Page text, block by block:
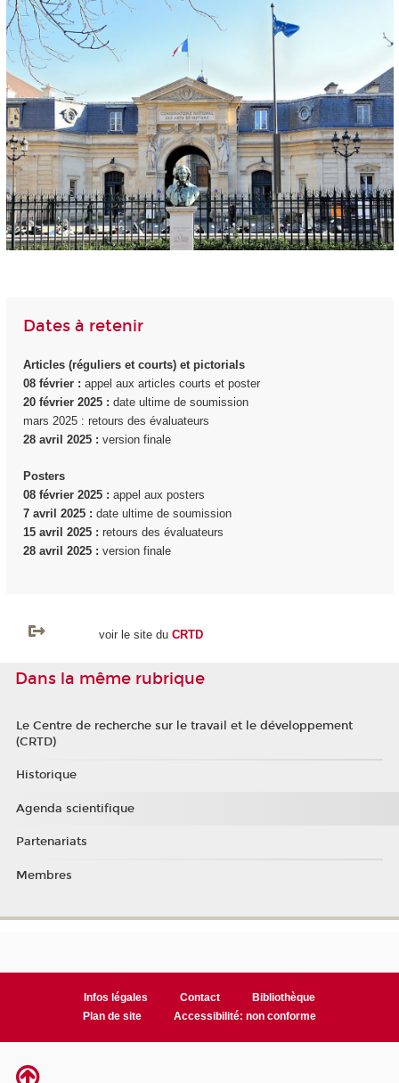
Dates à retenir
Articles (réguliers et courts) et pictorials
08 février : appel aux articles courts et poster
20 février 2025 : date ultime de soumission
mars 2025 : retours des évaluateurs
28 avril 2025 : version finale
Posters
08 février 2025 : appel aux posters
7 avril 2025 : date ultime de soumission
15 avril 2025 : retours des évaluateurs
28 avril 2025 : version finale
voir le site du CRTD
Dans la même rubrique
Le Centre de recherche sur le travail et le développement
(CRTD)
Historique
Agenda scientifique
Partenariats
Membres
Infos légales Contact
Bibliothèque
Plan de site
Accessibilité: non conforme